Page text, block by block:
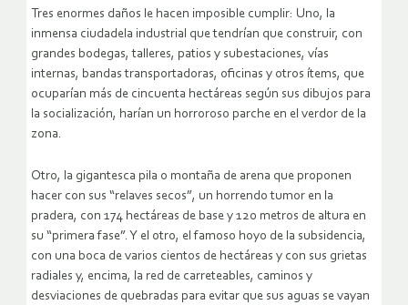
Tres enormes daños le hacen imposible cumplir: Uno, la
inmensa ciudadela industrial que tendrían que construir, con
grandes bodegas, talleres, patios y subestaciones, vías
internas, bandas transportadoras, oficinas y otros ítems, que
ocuparían más de cincuenta hectáreas según sus dibujos para
la socialización, harían un horroroso parche en el verdor de la
zona.
Otro, la gigantesca pila o montaña de arena que proponen
hacer con sus “relaves secos”, un horrendo tumor en la
pradera, con 174 hectáreas de base y 120 metros de altura en
su “primera fase”. Y el otro, el famoso hoyo de la subsidencia,
con una boca de varios cientos de hectáreas y con sus grietas
radiales y, encima, la red de carreteables, caminos y
desviaciones de quebradas para evitar que sus aguas se vayan